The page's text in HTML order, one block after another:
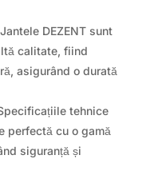
Jantele DEZENT sunt
calitate, fiind
asigurând o durată
tehnice
perfectă cu o gamă
siguranță și